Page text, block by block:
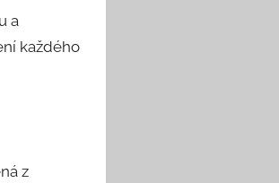
a
každého
z